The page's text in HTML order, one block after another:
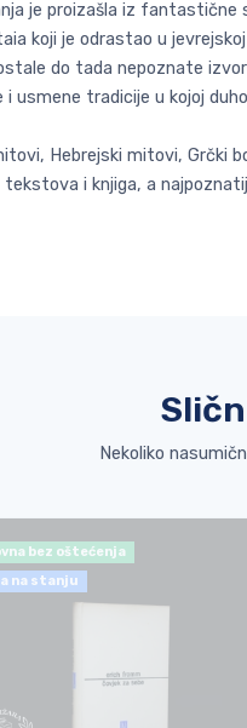
je proizašla iz
koji je odrastao u
do tada nepoznate
usmene tradicije u kojoj
Hebrejski mitovi, Grčki
i knjiga, a
Nekoliko
bez oštećenja
na stanju